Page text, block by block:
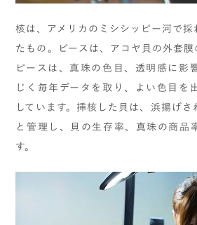
核は、アメリカのミシシッピー河で採
たもの。ピースは、アコヤ貝の外套膜
ピースは、真珠の色目、透明感に影
じく毎年データを取り、よい色目を
しています。挿核した貝は、浜揚げ
と管理し、貝の生存率、真珠の商品
す。